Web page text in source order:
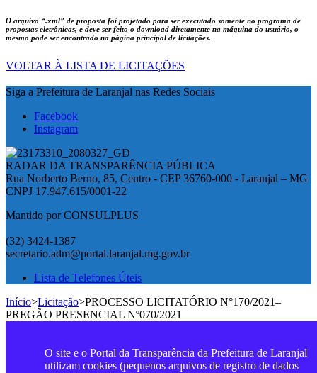
O arquivo “.xml” de proposta foi projetado para ser executado somente no programa de
propostas eletrônicas, e deve ser feito o download diretamente na máquina do usuário, o
mesmo pode ser encontrado na página principal de licitações.
VOLTAR À LISTA DE LICITAÇÕES
Siga a Prefeitura de Laranjal nas Redes Sociais
Facebook
Instagram
RADAR DA TRANSPARÊNCIA PÚBLICA
Rua Norberto Berno, 85, Centro - CEP 36760-000 - Laranjal – MG
CNPJ 17.947.615/0001-22
Mantido por CONSULPLUS
(32) 3424-1387
secretario.adm@portal.laranjal.mg.gov.br
Lista de Telefones Úteis
Início>Licitação>PROCESSO LICITATÓRIO N°170/2021–
PREGÃO PRESENCIAL Nº070/2021
O site e o Portal da Transparência da Prefeitura de Laranjal
utilizam cookies (pequenos arquivos de registro de dados